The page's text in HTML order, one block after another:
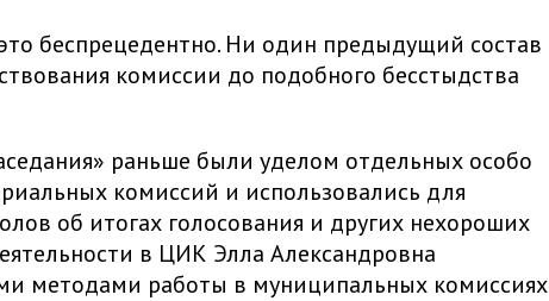
беспрецедентно. Ни один предыдущий состав
комиссии до подобного бесстыдства
раньше были уделом отдельных особо
комиссий и использовались для
об итогах голосования и других нехороших
в ЦИК Элла Александровна
методами работы в муниципальных комиссиях